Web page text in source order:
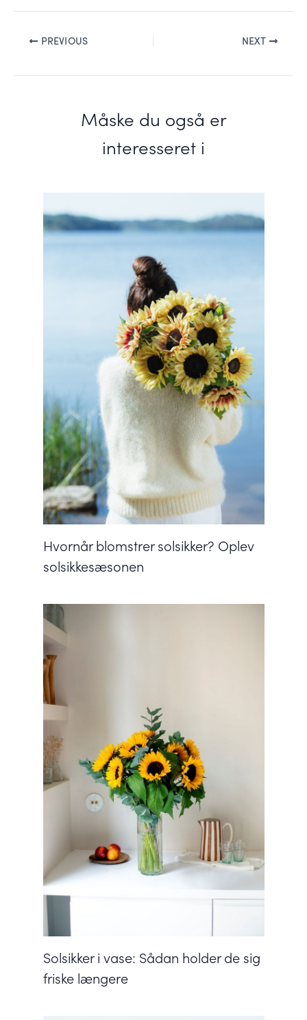
PREVIOUS NEXT
Måske du også er
interesseret i
Hvornår blomstrer solsikker? Oplev
solsikkesæsonen
Solsikker i vase: Sådan holder de sig
friske længere